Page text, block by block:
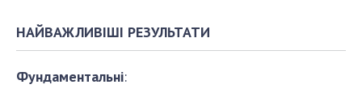
НАЙВАЖЛИВІШІ РЕЗУЛЬТАТИ
Фундаментальні: